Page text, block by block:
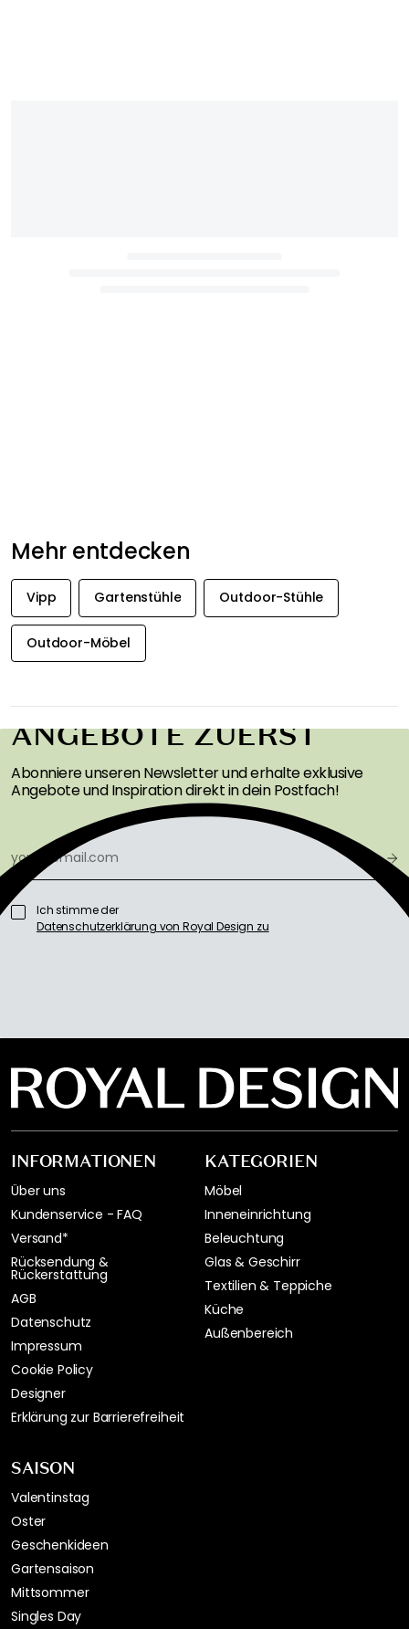
Mehr entdecken
Vipp Gartenstühle Outdoor-Stühle
Outdoor-Möbel
INSPIRATION &
ANGEBOTE ZUERST
Abonniere unseren Newsletter und erhalte exklusive
Angebote und Inspiration direkt in dein Postfach!
Ich stimme der
Datenschutzerklärung von Royal Design zu
INFORMATIONEN
Über uns
Kundenservice - FAQ
Versand*
Rücksendung &
Rückerstattung
AGB
Datenschutz
Impressum
Cookie Policy
Designer
Erklärung zur Barrierefreiheit
KATEGORIEN
Möbel
Inneneinrichtung
Beleuchtung
Glas & Geschirr
Textilien & Teppiche
Küche
Außenbereich
SAISON
Valentinstag
Oster
Geschenkideen
Gartensaison
Mittsommer
Singles Day